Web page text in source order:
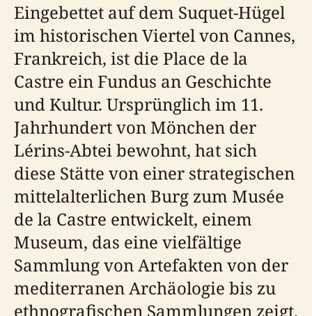
Eingebettet auf dem Suquet-Hügel
im historischen Viertel von Cannes,
Frankreich, ist die Place de la
Castre ein Fundus an Geschichte
und Kultur. Ursprünglich im 11.
Jahrhundert von Mönchen der
Lérins-Abtei bewohnt, hat sich
diese Stätte von einer strategischen
mittelalterlichen Burg zum Musée
de la Castre entwickelt, einem
Museum, das eine vielfältige
Sammlung von Artefakten von der
mediterranen Archäologie bis zu
ethnografischen Sammlungen zeigt.